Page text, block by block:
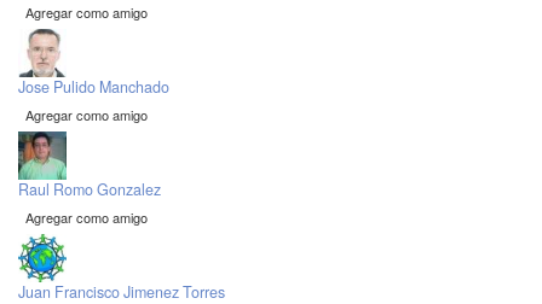
Agregar como amigo
Jose Pulido Manchado
Agregar como amigo
Raul Romo Gonzalez
Agregar como amigo
Juan Francisco Jimenez Torres